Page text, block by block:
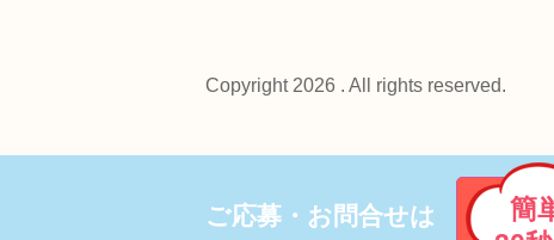
Copyright 2026 . All rights reserved.
ご応募・お問合せは
簡